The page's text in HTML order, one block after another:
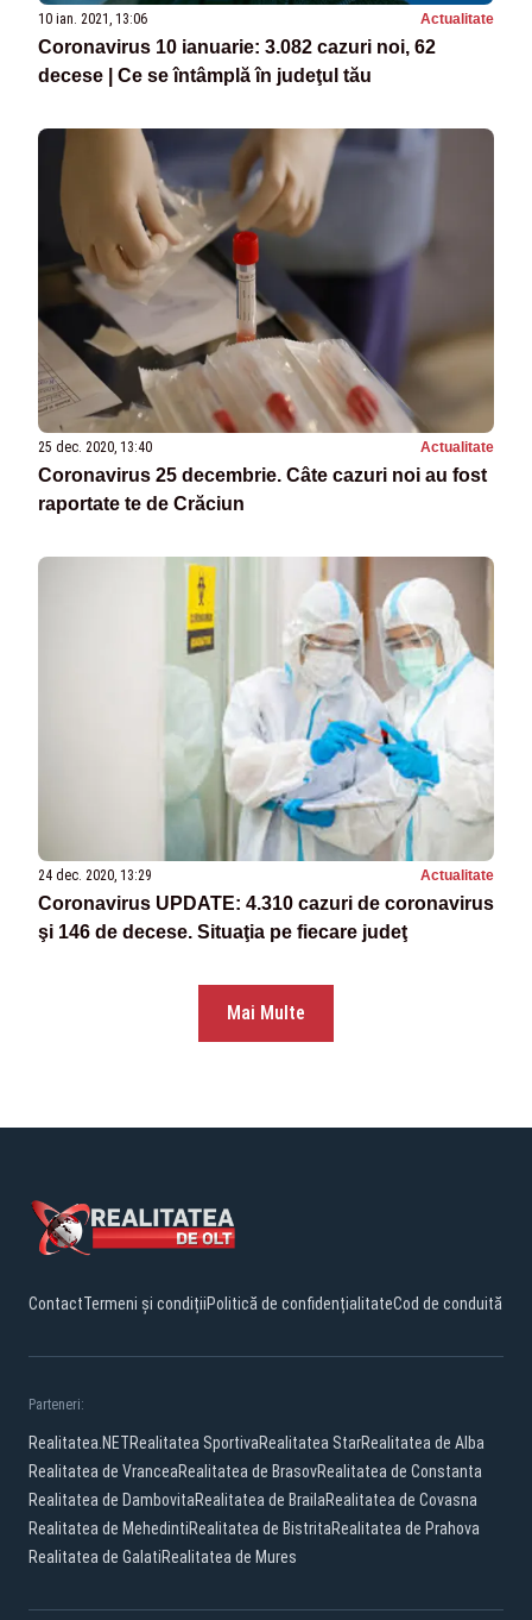
10 ian. 2021, 13:06 Actualitate
Coronavirus 10 ianuarie: 3.082 cazuri noi, 62
decese | Ce se întâmplă în judeţul tău
25 dec. 2020, 13:40 Actualitate
Coronavirus 25 decembrie. Câte cazuri noi au fost
raportate te de Crăciun
24 dec. 2020, 13:29 Actualitate
Coronavirus UPDATE: 4.310 cazuri de coronavirus
şi 146 de decese. Situaţia pe fiecare judeţ
Mai Multe
ContactTermeni și condițiiPolitică de confidențialitateCod de conduită
Parteneri:
Realitatea.NETRealitatea SportivaRealitatea StarRealitatea de Alba
Realitatea de VranceaRealitatea de BrasovRealitatea de Constanta
Realitatea de DambovitaRealitatea de BrailaRealitatea de Covasna
Realitatea de MehedintiRealitatea de BistritaRealitatea de Prahova
Realitatea de GalatiRealitatea de Mures